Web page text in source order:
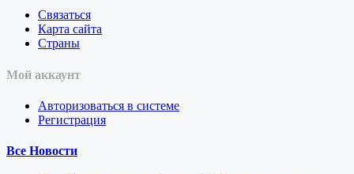
Связаться
Карта сайта
Страны
Мой аккаунт
Авторизоваться в системе
Регистрация
Все Новости